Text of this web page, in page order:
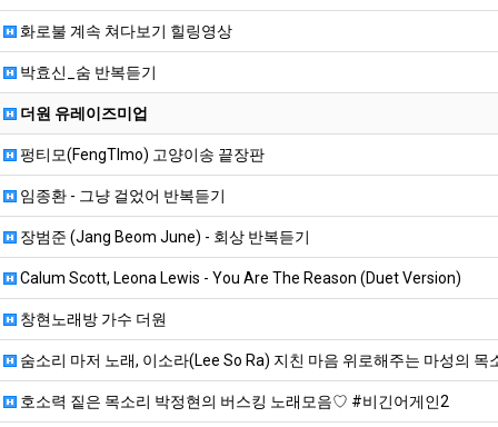
화로불 계속 쳐다보기 힐링영상
박효신_숨 반복듣기
더원 유레이즈미업
펑티모(FengTImo) 고양이송 끝장판
임종환 - 그냥 걸었어 반복듣기
장범준 (Jang Beom June) - 회상 반복듣기
Calum Scott, Leona Lewis - You Are The Reason (Duet Version)
창현노래방 가수 더원
숨소리 마저 노래, 이소라(Lee So Ra) 지친 마음 위로해주는 마성의 목
호소력 짙은 목소리 박정현의 버스킹 노래모음♡ #비긴어게인2